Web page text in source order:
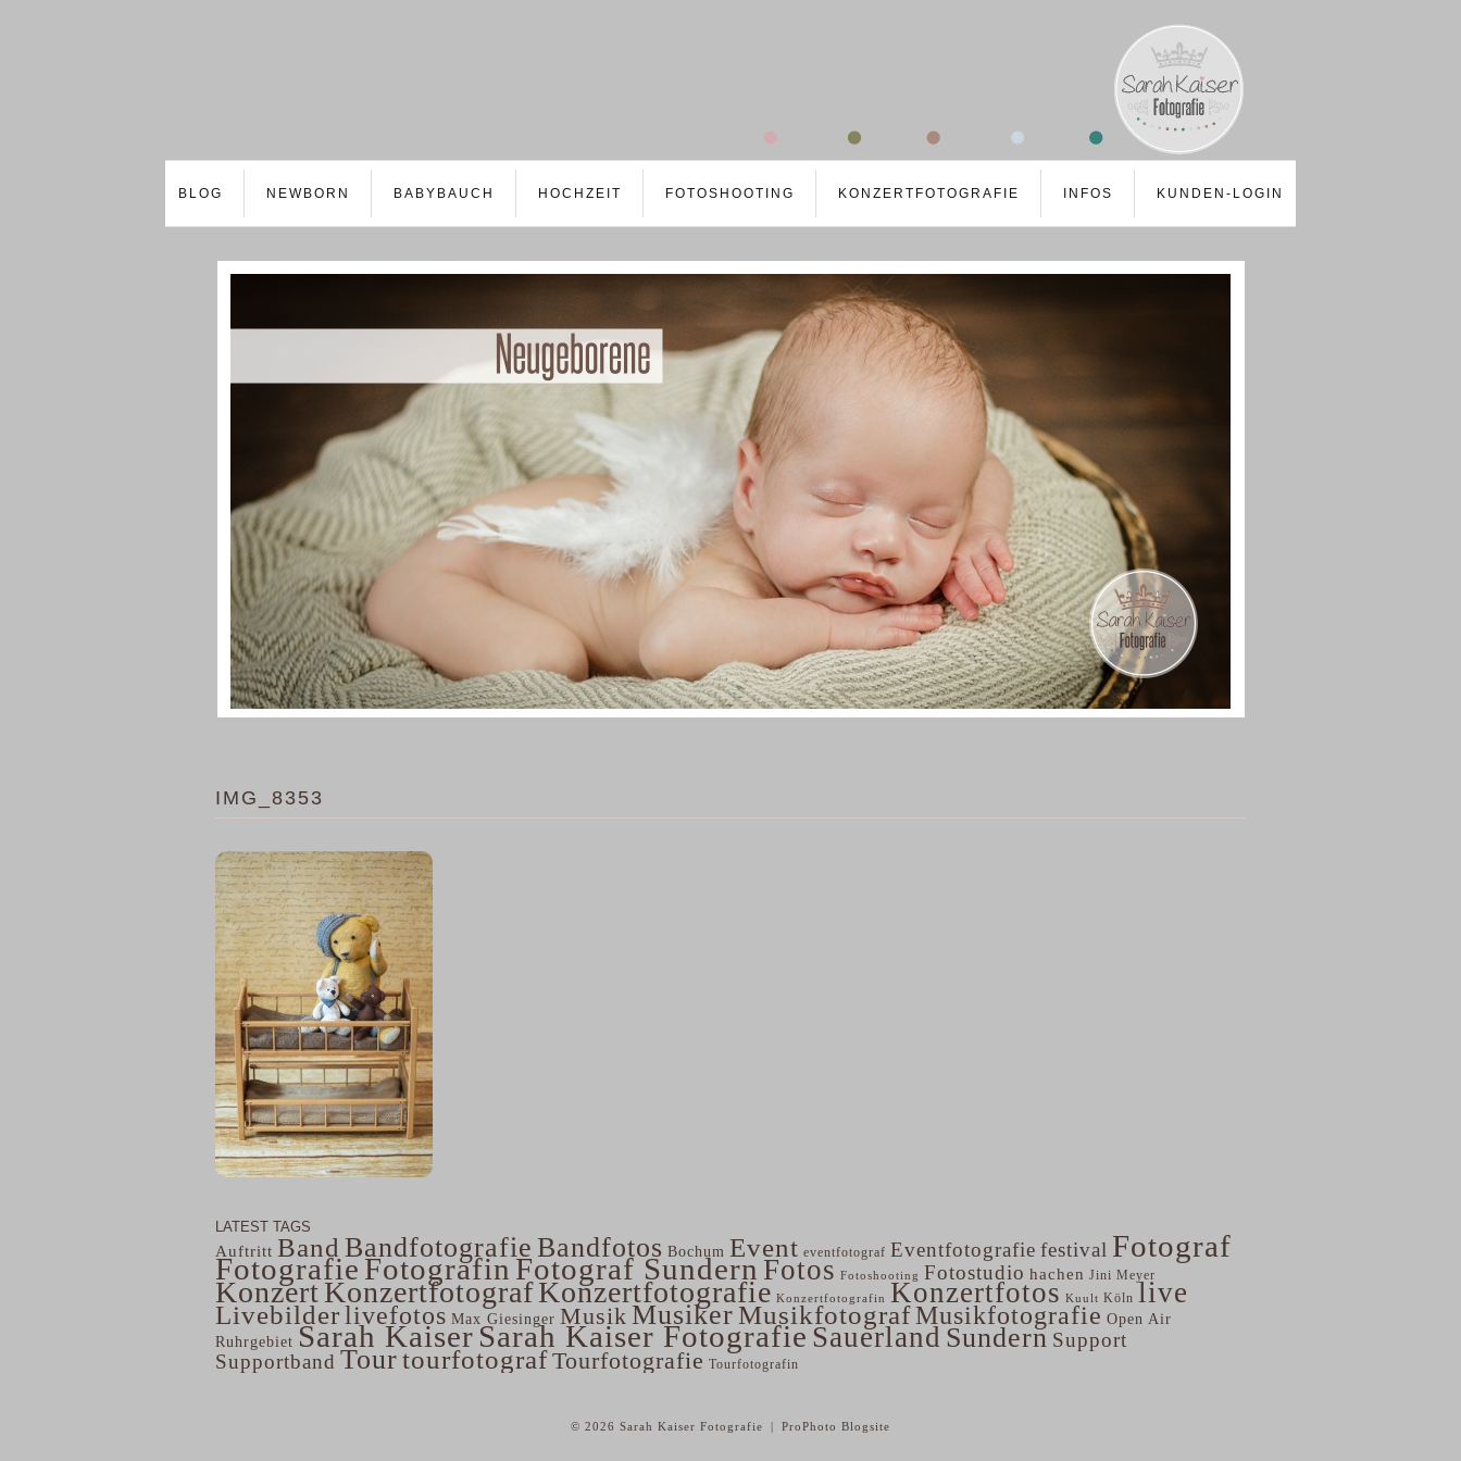
BLOG NEWBORN BABYBAUCH HOCHZEIT FOTOSHOOTING KONZERTFOTOGRAFIE INFOS KUNDEN-LOGIN
IMG_8353
LATEST TAGS
Auftritt Band Bandfotografie Bandfotos Bochum Event eventfotograf Eventfotografie festival Fotograf
Fotografie Fotografin Fotograf Sundern Fotos Fotoshooting Fotostudio hachen Jini Meyer
KonzertKonzertfotografKonzertfotografie Konzertfotografin Konzertfotos Kuult Köln live
Livebilderlivefotos Max Giesinger Musik MusikerMusikfotografMusikfotografie Open Air
Ruhrgebiet Sarah Kaiser Sarah Kaiser Fotografie Sauerland Sundern Support
Supportband TourtourfotografTourfotografie Tourfotografin
© 2026 Sarah Kaiser Fotografie ProPhoto Blogsite